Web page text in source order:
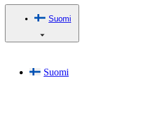
Suomi
Suomi